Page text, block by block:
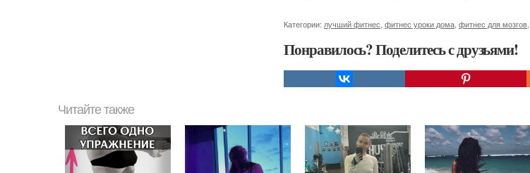
Категории: лучший фитнес фитнес уроки дома фитнес для мозгов
Понравилось? Поделитесь с друзьями!
Читайте также